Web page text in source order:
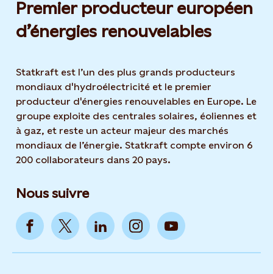
Premier producteur européen
d’énergies renouvelables
Statkraft est l’un des plus grands producteurs
mondiaux d'hydroélectricité et le premier
producteur d'énergies renouvelables en Europe. Le
groupe exploite des centrales solaires, éoliennes et
à gaz, et reste un acteur majeur des marchés
mondiaux de l’énergie. Statkraft compte environ 6
200 collaborateurs dans 20 pays.
Nous suivre